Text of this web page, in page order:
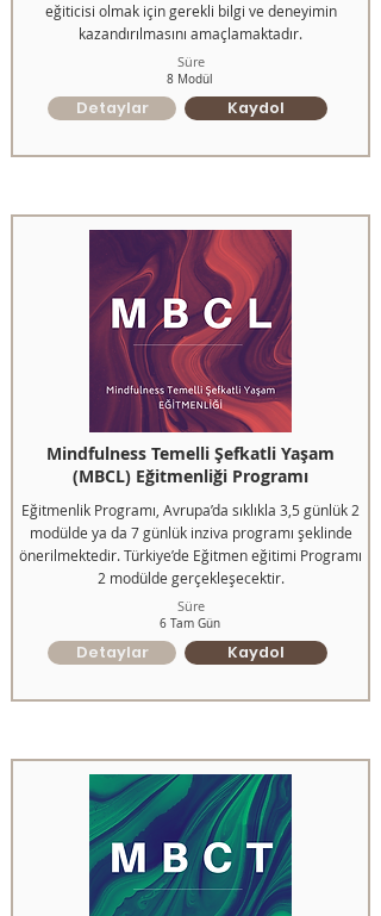
eğiticisi olmak için gerekli bilgi ve deneyimin
kazandırılmasını amaçlamaktadır.
Süre
8 Modül
Detaylar Kaydol
Mindfulness Temelli Şefkatli Yaşam
(MBCL) Eğitmenliği Programı
Eğitmenlik Programı, Avrupa’da sıklıkla 3,5 günlük 2
modülde ya da 7 günlük inziva programı şeklinde
önerilmektedir. Türkiye’de Eğitmen eğitimi Programı
2 modülde gerçekleşecektir.
Süre
6 Tam Gün
Detaylar Kaydol